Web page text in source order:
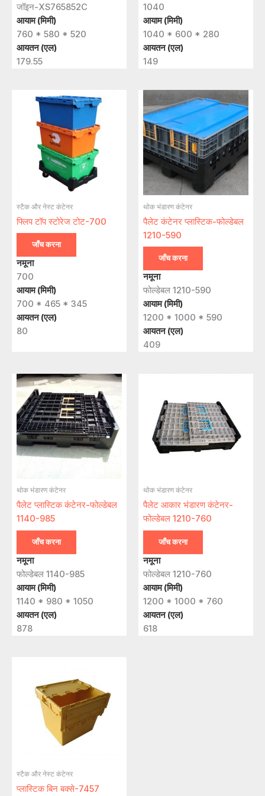
जॉइन-XS765852C
आयाम (मिमी)
760 * 580 * 520
आयतन (एल)
179.55
1040
आयाम (मिमी)
1040 * 600 * 280
आयतन (एल)
149
स्टैक और नेस्ट कंटेनर
फ्लिप टॉप स्टोरेज टोट-700
जाँच करना
नमूना
700
आयाम (मिमी)
700 * 465 * 345
आयतन (एल)
80
थोक भंडारण कंटेनर
पैलेट कंटेनर प्लास्टिक-फोल्डेबल
1210-590
जाँच करना
नमूना
फोल्डेबल 1210-590
आयाम (मिमी)
1200 * 1000 * 590
आयतन (एल)
409
थोक भंडारण कंटेनर
पैलेट प्लास्टिक कंटेनर-फोल्डेबल
1140-985
जाँच करना
नमूना
फोल्डेबल 1140-985
आयाम (मिमी)
1140 * 980 * 1050
आयतन (एल)
878
थोक भंडारण कंटेनर
पैलेट आकार भंडारण कंटेनर-
फोल्डेबल 1210-760
जाँच करना
नमूना
फोल्डेबल 1210-760
आयाम (मिमी)
1200 * 1000 * 760
आयतन (एल)
618
स्टैक और नेस्ट कंटेनर
प्लास्टिक बिन बक्से-7457